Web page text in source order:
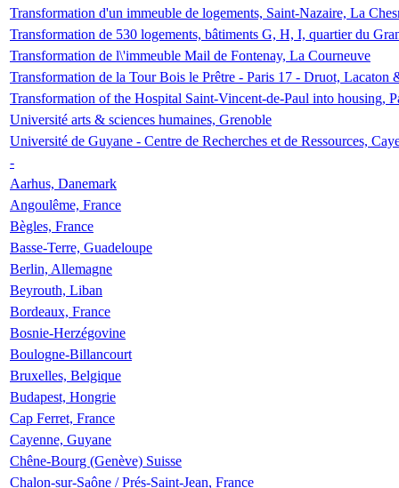
Transformation d'un immeuble de logements, Saint-Nazaire, La
Transformation de 530 logements, bâtiments G, H, I, quartier du
Transformation de l\'immeuble Mail de Fontenay, La Courneuve
Transformation de la Tour Bois le Prêtre - Paris 17 - Druot, Lacaton
Transformation of the Hospital Saint-Vincent-de-Paul into housing,
Université arts & sciences humaines, Grenoble
Université de Guyane - Centre de Recherches et de Ressources,
-
Aarhus, Danemark
Angoulême, France
Bègles, France
Basse-Terre, Guadeloupe
Berlin, Allemagne
Beyrouth, Liban
Bordeaux, France
Bosnie-Herzégovine
Boulogne-Billancourt
Bruxelles, Belgique
Budapest, Hongrie
Cap Ferret, France
Cayenne, Guyane
Chêne-Bourg (Genève) Suisse
Chalon-sur-Saône / Prés-Saint-Jean, France